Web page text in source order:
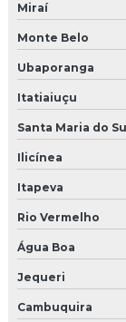
Miraí
Monte Belo
Ubaporanga
Itatiaiuçu
Santa Maria do
Ilicínea
Itapeva
Rio Vermelho
Água Boa
Jequeri
Cambuquira